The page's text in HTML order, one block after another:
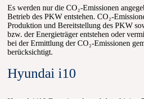
Es werden nur die CO₂-Emissionen
Be­trieb des PKW ent­stehen. CO₂-
Produktion und Bereit­stellung des PKW
bzw. der Energie­träger ent­stehen oder
bei der Er­mittlung der CO₂-Emissionen
berücksichtigt.
Hyundai i10